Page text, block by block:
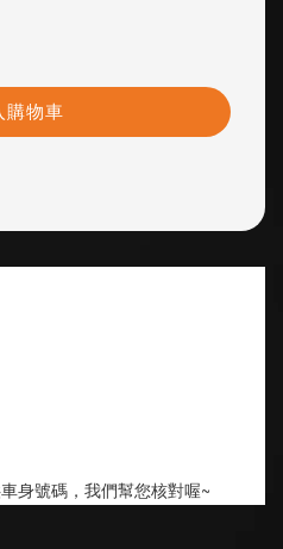
購物車
身號碼，我們幫您核對喔~